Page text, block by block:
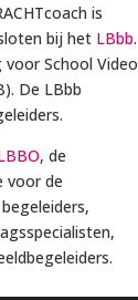
is
bij het LBbb.
School Video
De LBbb
, de
voor de